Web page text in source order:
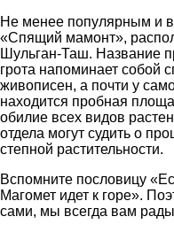
Не менее популярным и
«Спящий мамонт»,
Шульган-Таш. Название
грота напоминает собой
живописен, а почти у
находится пробная
обилие всех видов
отдела могут судить о
степной растительности.
Вспомните пословицу
Магомет идет к горе».
сами, мы всегда вам